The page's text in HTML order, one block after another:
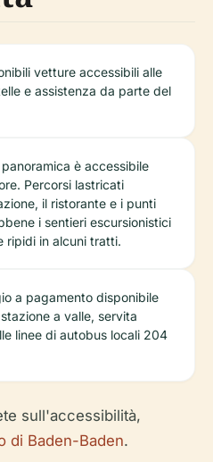
vetture accessibili alle
e assistenza da parte del
è accessibile
Percorsi lastricati
il ristorante e i punti
i sentieri escursionistici
ripidi in alcuni tratti.
a pagamento disponibile
a valle, servita
linee di autobus locali 204
sull'accessibilità,
di Baden-Baden.